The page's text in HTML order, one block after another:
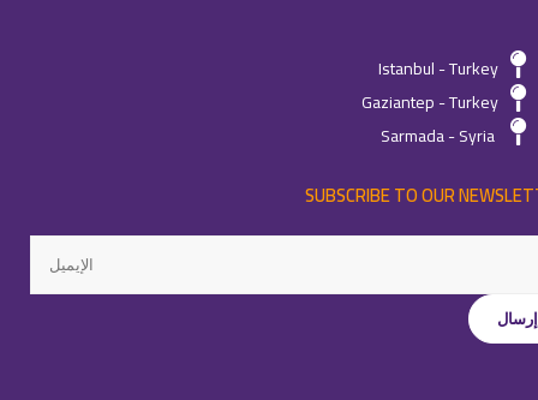
Istanbul - Turkey
Gaziantep - Turkey
Sarmada - Syria
SUBSCRIBE TO OUR